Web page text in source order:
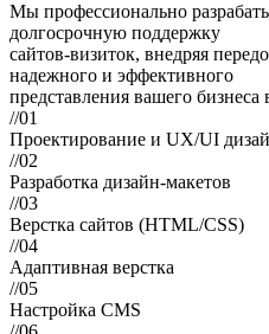
Мы профессионально
долгосрочную поддержку
сайтов-визиток, внедряя
надежного и эффективного
представления вашего бизнеса
//01
Проектирование и UX/UI
//02
Разработка дизайн-макетов
//03
Верстка сайтов (HTML/CSS)
//04
Адаптивная верстка
//05
Настройка CMS